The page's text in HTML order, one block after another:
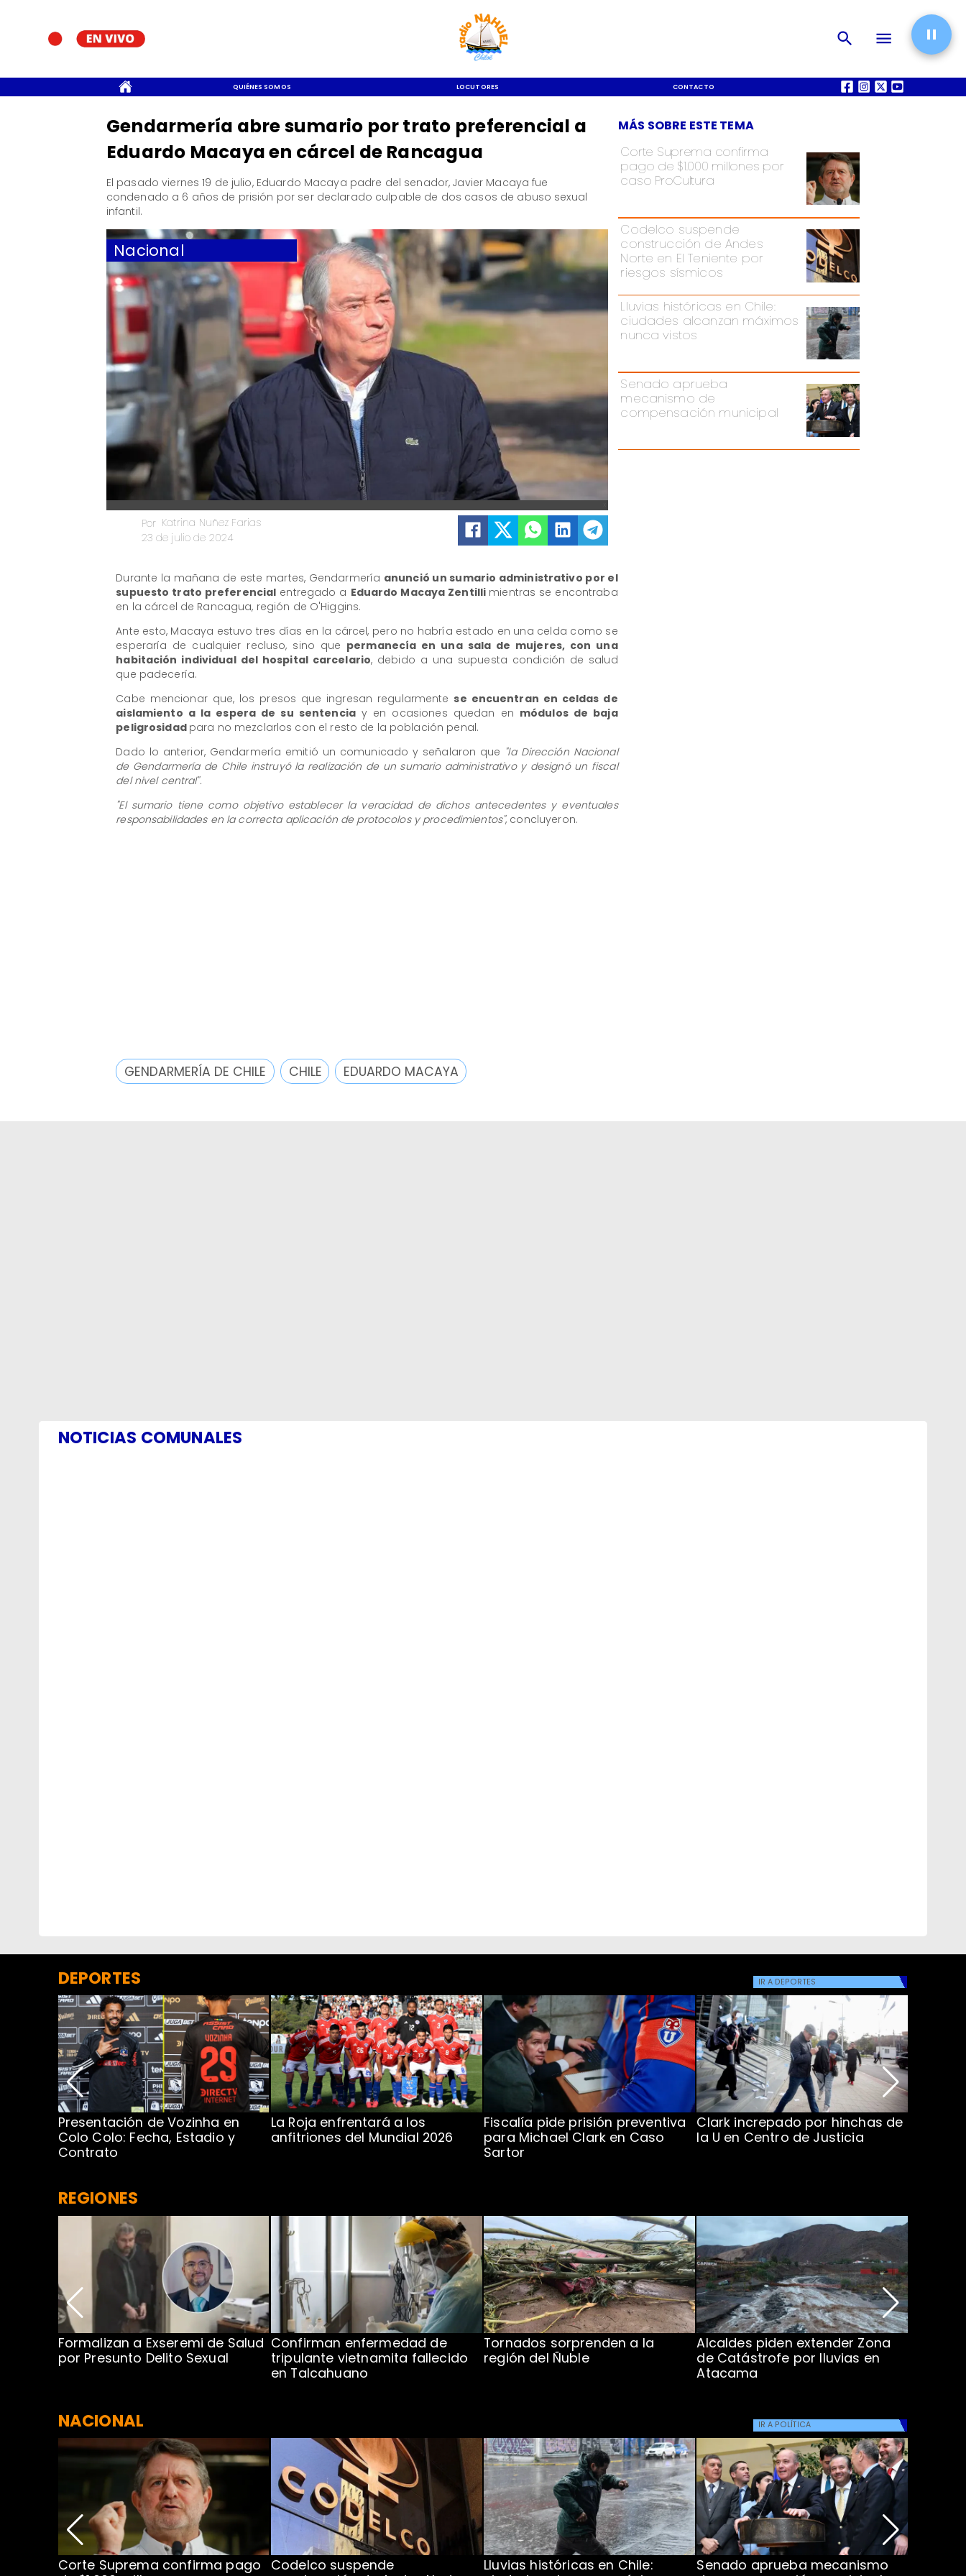
QUIÉNES SOMOS LOCUTORES CONTACTO QUIÉNES SOMOS
Nacional
Katrina Nuñez Farias
Por
23 de julio de 2024
Corte Suprema confirma
pago de $1.000 millones por
caso ProCultura
Codelco suspende
construcción de Andes
Norte en El Teniente por
riesgos sísmicos
Lluvias históricas en Chile:
ciudades alcanzan máximos
nunca vistos
Senado aprueba
mecanismo de
compensación municipal
MÁS SOBRE ESTE TEMA
Gendarmería abre sumario por trato preferencial a
Eduardo Macaya en cárcel de Rancagua
El pasado viernes 19 de julio, Eduardo Macaya padre del senador, Javier Macaya fue
condenado a 6 años de prisión por ser declarado culpable de dos casos de abuso sexual
infantil.
Durante la mañana de este martes, Gendarmería anunció un sumario administrativo por el
supuesto trato preferencial entregado a Eduardo Macaya Zentilli mientras se encontraba
en la cárcel de Rancagua, región de O'Higgins.
Ante esto, Macaya estuvo tres días en la cárcel, pero no habría estado en una celda como se
esperaría de cualquier recluso, sino que permanecía en una sala de mujeres, con una
habitación individual del hospital carcelario, debido a una supuesta condición de salud
que padecería.
Cabe mencionar que, los presos que ingresan regularmentese encuentran en celdas de
aislamiento a la espera de su sentenciay en ocasiones quedan en módulos de baja
peligrosidad para no mezclarlos con el resto de la población penal.
Dado lo anterior, Gendarmería emitió un comunicado y señalaron que "la Dirección Nacional
de Gendarmería de Chile instruyó la realización de un sumario administrativo y designó un fiscal
del nivel central".
"El sumario tiene como objetivo establecer la veracidad de dichos antecedentes y eventuales
responsabilidades en la correcta aplicación de protocolos y procedimientos", concluyeron.
GENDARMERÍA DE CHILE CHILE EDUARDO MACAYA
NOTICIAS COMUNALES
DEPORTES IR A DEPORTES
Presentación de Vozinha en
Colo Colo: Fecha, Estadio y
Contrato
La Roja enfrentará a los
anfitriones del Mundial 2026
Fiscalía pide prisión preventiva
para Michael Clark en Caso
Sartor
Clark increpado por hinchas de
la U en Centro de Justicia
REGIONES
Formalizan a Exseremi de Salud
por Presunto Delito Sexual
Confirman enfermedad de
tripulante vietnamita fallecido
en Talcahuano
Tornados sorprenden a la
región del Ñuble
Alcaldes piden extender Zona
de Catástrofe por lluvias en
Atacama
NACIONAL IR A POLÍTICA
Corte Suprema confirma pago
Codelco suspende
Lluvias históricas en Chile:
Senado aprueba mecanismo